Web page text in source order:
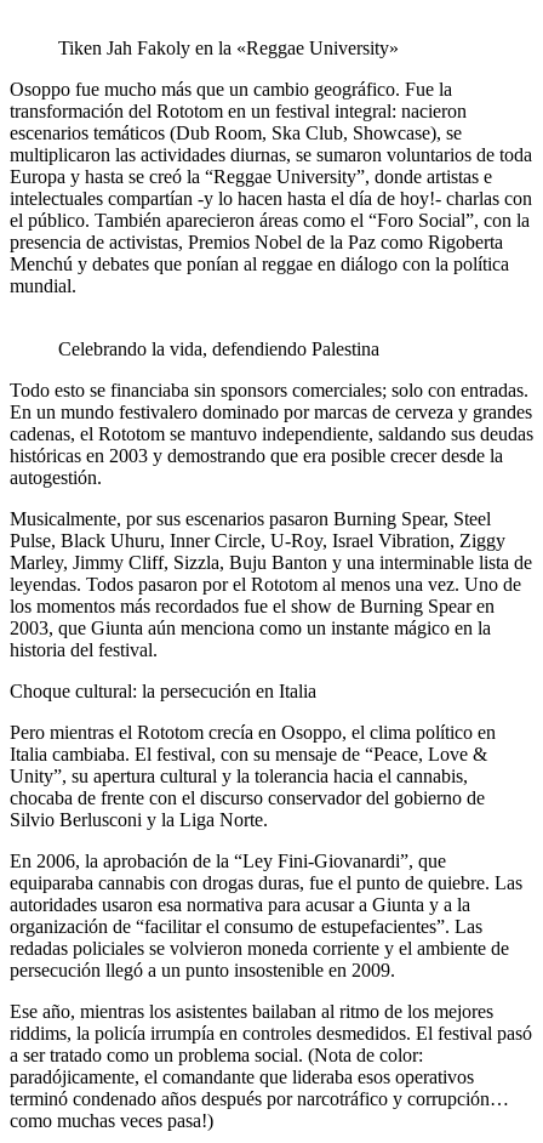
Tiken Jah Fakoly en la «Reggae University»
Osoppo fue mucho más que un cambio geográfico. Fue la
transformación del Rototom en un festival integral: nacieron
escenarios temáticos (Dub Room, Ska Club, Showcase), se
multiplicaron las actividades diurnas, se sumaron voluntarios de toda
Europa y hasta se creó la “Reggae University”, donde artistas e
intelectuales compartían -y lo hacen hasta el día de hoy!- charlas con
el público. También aparecieron áreas como el “Foro Social”, con la
presencia de activistas, Premios Nobel de la Paz como Rigoberta
Menchú y debates que ponían al reggae en diálogo con la política
mundial.
Celebrando la vida, defendiendo Palestina
Todo esto se financiaba sin sponsors comerciales; solo con entradas.
En un mundo festivalero dominado por marcas de cerveza y grandes
cadenas, el Rototom se mantuvo independiente, saldando sus deudas
históricas en 2003 y demostrando que era posible crecer desde la
autogestión.
Musicalmente, por sus escenarios pasaron Burning Spear, Steel
Pulse, Black Uhuru, Inner Circle, U-Roy, Israel Vibration, Ziggy
Marley, Jimmy Cliff, Sizzla, Buju Banton y una interminable lista de
leyendas. Todos pasaron por el Rototom al menos una vez. Uno de
los momentos más recordados fue el show de Burning Spear en
2003, que Giunta aún menciona como un instante mágico en la
historia del festival.
Choque cultural: la persecución en Italia
Pero mientras el Rototom crecía en Osoppo, el clima político en
Italia cambiaba. El festival, con su mensaje de “Peace, Love &
Unity”, su apertura cultural y la tolerancia hacia el cannabis,
chocaba de frente con el discurso conservador del gobierno de
Silvio Berlusconi y la Liga Norte.
En 2006, la aprobación de la “Ley Fini-Giovanardi”, que
equiparaba cannabis con drogas duras, fue el punto de quiebre. Las
autoridades usaron esa normativa para acusar a Giunta y a la
organización de “facilitar el consumo de estupefacientes”. Las
redadas policiales se volvieron moneda corriente y el ambiente de
persecución llegó a un punto insostenible en 2009.
Ese año, mientras los asistentes bailaban al ritmo de los mejores
riddims, la policía irrumpía en controles desmedidos. El festival pasó
a ser tratado como un problema social. (Nota de color:
paradójicamente, el comandante que lideraba esos operativos
terminó condenado años después por narcotráfico y corrupción…
como muchas veces pasa!)